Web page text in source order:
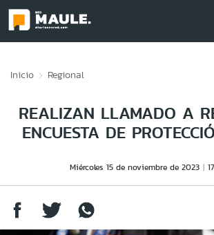
Inicio Regional
REALIZAN LLAMADO A
ENCUESTA DE
Miércoles 15 de noviembre de 2023